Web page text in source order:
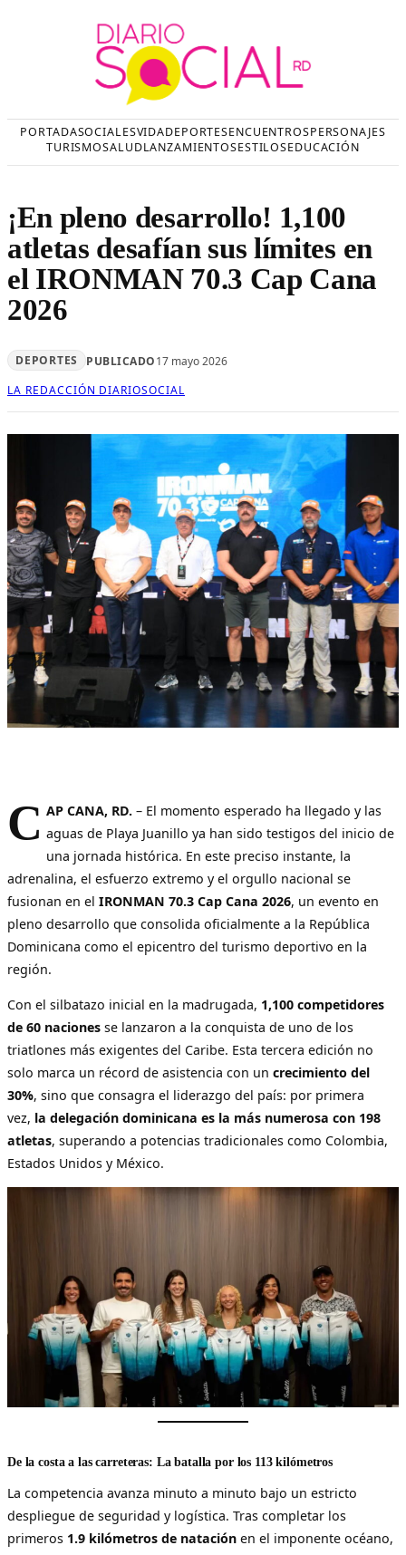
PORTADASOCIALESVIDADEPORTESENCUENTROSPERSONAJES
TURISMOSALUDLANZAMIENTOSESTILOSEDUCACIÓN
¡En pleno desarrollo! 1,100
atletas desafían sus límites en
el IRONMAN 70.3 Cap Cana
2026
DEPORTES PUBLICADO17 mayo 2026
LA REDACCIÓN DIARIOSOCIAL
C AP CANA, RD. – El momento esperado ha llegado y las
aguas de Playa Juanillo ya han sido testigos del inicio de
una jornada histórica. En este preciso instante, la
adrenalina, el esfuerzo extremo y el orgullo nacional se
fusionan en el IRONMAN 70.3 Cap Cana 2026, un evento en
pleno desarrollo que consolida oficialmente a la República
Dominicana como el epicentro del turismo deportivo en la
región.
Con el silbatazo inicial en la madrugada, 1,100 competidores
de 60 naciones se lanzaron a la conquista de uno de los
triatlones más exigentes del Caribe. Esta tercera edición no
solo marca un récord de asistencia con un crecimiento del
30%, sino que consagra el liderazgo del país: por primera
vez, la delegación dominicana es la más numerosa con 198
atletas, superando a potencias tradicionales como Colombia,
Estados Unidos y México.
De la costa a las carreteras: La batalla por los 113 kilómetros
La competencia avanza minuto a minuto bajo un estricto
despliegue de seguridad y logística. Tras completar los
primeros 1.9 kilómetros de natación en el imponente océano,